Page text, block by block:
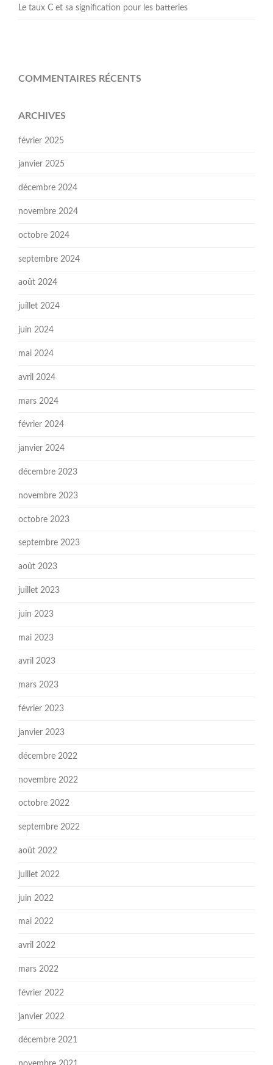
Le taux C et sa signification pour les batteries
COMMENTAIRES RÉCENTS
ARCHIVES
février 2025
janvier 2025
décembre 2024
novembre 2024
octobre 2024
septembre 2024
août 2024
juillet 2024
juin 2024
mai 2024
avril 2024
mars 2024
février 2024
janvier 2024
décembre 2023
novembre 2023
octobre 2023
septembre 2023
août 2023
juillet 2023
juin 2023
mai 2023
avril 2023
mars 2023
février 2023
janvier 2023
décembre 2022
novembre 2022
octobre 2022
septembre 2022
août 2022
juillet 2022
juin 2022
mai 2022
avril 2022
mars 2022
février 2022
janvier 2022
décembre 2021